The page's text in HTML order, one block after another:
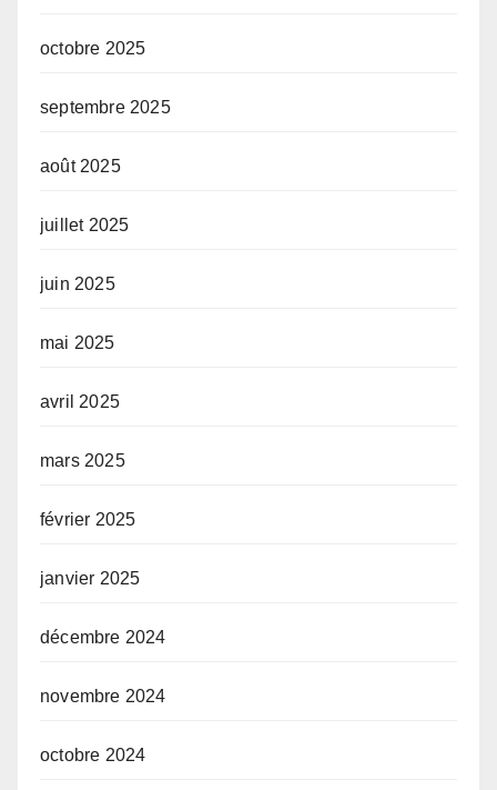
octobre 2025
septembre 2025
août 2025
juillet 2025
juin 2025
mai 2025
avril 2025
mars 2025
février 2025
janvier 2025
décembre 2024
novembre 2024
octobre 2024